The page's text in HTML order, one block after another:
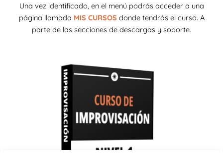
Una vez identificado, en el menú podrás acceder a una
página llamada MIS CURSOS donde tendrás el curso. A
parte de las secciones de descargas y soporte.